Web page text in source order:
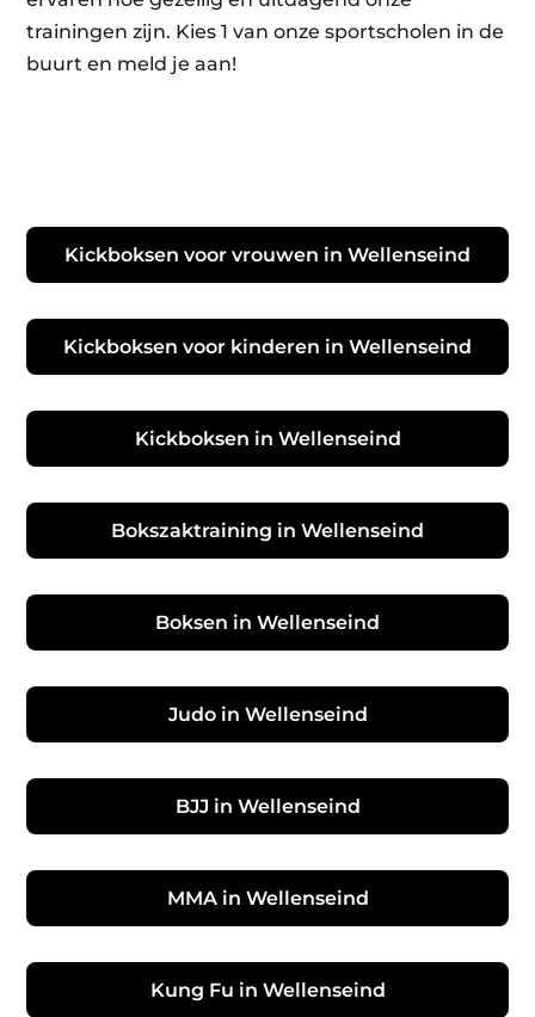
trainingen zijn. Kies 1 van onze sportscholen in de
buurt en meld je aan!
Kickboksen voor vrouwen in Wellenseind
Kickboksen voor kinderen in Wellenseind
Kickboksen in Wellenseind
Bokszaktraining in Wellenseind
Boksen in Wellenseind
Judo in Wellenseind
BJJ in Wellenseind
MMA in Wellenseind
Kung Fu in Wellenseind